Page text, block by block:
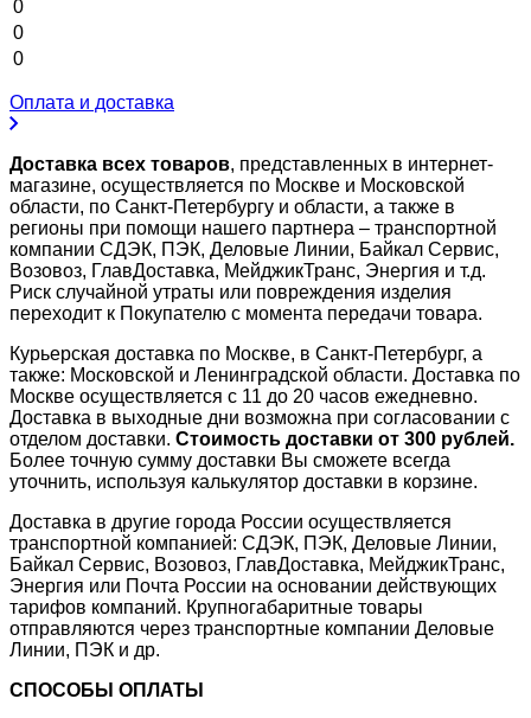
0
0
0
Оплата и доставка
Доставка всех товаров, представленных в интернет-
магазине, осуществляется по Москве и Московской
области, по Санкт-Петербургу и области, а также в
регионы при помощи нашего партнера – транспортной
компании СДЭК, ПЭК, Деловые Линии, Байкал Сервис,
Возовоз, ГлавДоставка, МейджикТранс, Энергия и т.д.
Риск случайной утраты или повреждения изделия
переходит к Покупателю с момента передачи товара.
Курьерская доставка по Москве, в Санкт-Петербург, а
также: Московской и Ленинградской области. Доставка по
Москве осуществляется с 11 до 20 часов ежедневно.
Доставка в выходные дни возможна при согласовании с
отделом доставки. Стоимость доставки от 300 рублей.
Более точную сумму доставки Вы сможете всегда
уточнить, используя калькулятор доставки в корзине.
Доставка в другие города России осуществляется
транспортной компанией: СДЭК, ПЭК, Деловые Линии,
Байкал Сервис, Возовоз, ГлавДоставка, МейджикТранс,
Энергия или Почта России на основании действующих
тарифов компаний. Крупногабаритные товары
отправляются через транспортные компании Деловые
Линии, ПЭК и др.
СПОСОБЫ ОПЛАТЫ